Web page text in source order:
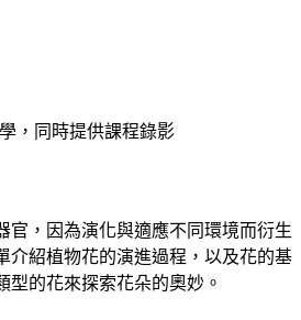
，同時提供課程錄影
官，因為演化與適應不同環境而衍生
介紹植物花的演進過程，以及花的基
型的花來探索花朵的奧妙。